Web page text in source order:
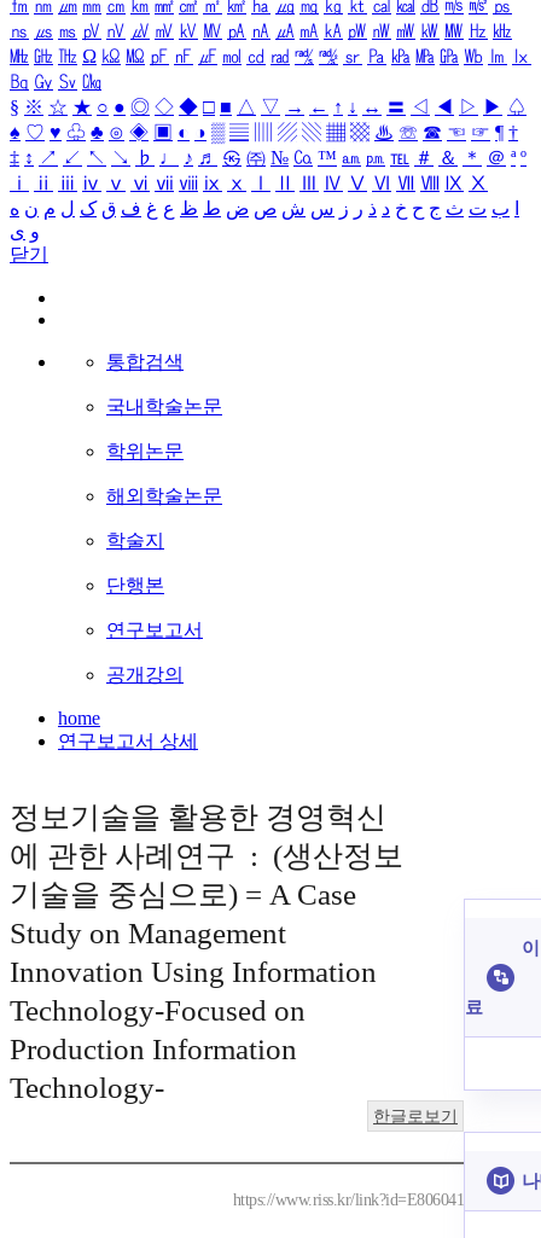
㎙ ㎚ ㎛ ㎜ ㎝ ㎞ ㎟ ㎠ ㎡ ㎢ ㏊ ㎍ ㎎ ㎏ ㏏ ㎈ ㎉ ㏈ ㎧ ㎨ ㎰
㎱ ㎲ ㎳ ㎴ ㎵ ㎶ ㎷ ㎸ ㎹ ㎀ ㎁ ㎂ ㎃ ㎄ ㎺ ㎻ ㎽ ㎾ ㎿ ㎐ ㎑
㎒ ㎓ ㎔ Ω ㏀ ㏁ ㎊ ㎋ ㎌ ㏖ ㏅ ㎭ ㎮ ㎯ ㏛ ㎩ ㎪ ㎫ ㎬ ㏝ ㏐
㏓
㏃ ㏉ ㏜ ㏆
§ ※ ☆ ★ ○ ● ◎ ◇ ◆ □ ■ △ ▽ → ← ↑ ↓ ↔ 〓 ◁ ◀ ▷ ▶ ♤
♠ ♡ ♥ ♧ ♣ ⊙ ◈ ▣ ◐ ◑ ▒ ▤ ▨ ▧ ▦ ▩ ♨ ☏ ☎ ☜ ☞ ¶ †
‡ ↕ ↗ ↙ ↖ ↘ ♭ ♩ ♪ ♬ ㉿ ㈜ № ㏇ ™ ㏂ ㏘ ℡ ＃ ＆ ＊ ＠ ª º
ⅰ
ⅱ ⅲ ⅳ ⅴ ⅵ ⅶ ⅷ ⅸ ⅹ Ⅳ Ⅴ Ⅵ Ⅶ Ⅷ Ⅸ Ⅹ
ب ت ث ج ح خ د ذ ر ز س ش ص ض ط ظ ع غ ف ق ک ل م ن ه
و ی
닫기
통합검색
국내학술논문
학위논문
해외학술논문
학술지
단행본
연구보고서
공개강의
home
연구보고서 상세
정보기술을 활용한 경영혁신
에 관한 사례연구 : (생산정보
기술을 중심으로) = A Case
Study on Management
Innovation Using Information
Technology-Focused on
Production Information
Technology-
한글로보기
https://www.riss.kr/link?id=E806041
료